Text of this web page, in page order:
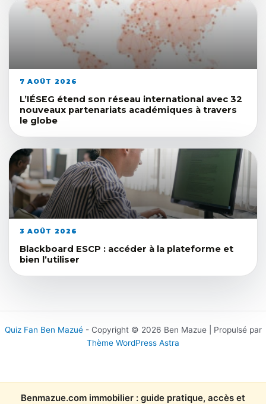
7 AOÛT 2026
L’IÉSEG étend son réseau international avec 32
nouveaux partenariats académiques à travers
le globe
3 AOÛT 2026
Blackboard ESCP : accéder à la plateforme et
bien l’utiliser
Quiz Fan Ben Mazué- Copyright © 2026 Ben Mazue | Propulsé par
Thème WordPress Astra
Benmazue.com immobilier : guide pratique, accès et